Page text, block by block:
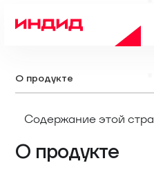
О продукте
Содержание этой
О продукте